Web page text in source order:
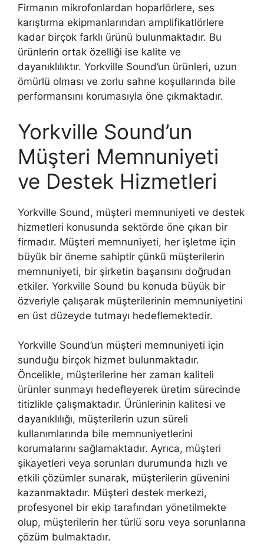
Firmanın mikrofonlardan hoparlörlere, ses
karıştırma ekipmanlarından amplifikatlörlere
kadar birçok farklı ürünü bulunmaktadır. Bu
ürünlerin ortak özelliği ise kalite ve
dayanıklılıktır. Yorkville Sound’un ürünleri, uzun
ömürlü olması ve zorlu sahne koşullarında bile
performansını korumasıyla öne çıkmaktadır.
Yorkville Sound’un
Müşteri Memnuniyeti
ve Destek Hizmetleri
Yorkville Sound, müşteri memnuniyeti ve destek
hizmetleri konusunda sektörde öne çıkan bir
firmadır. Müşteri memnuniyeti, her işletme için
büyük bir öneme sahiptir çünkü müşterilerin
memnuniyeti, bir şirketin başarısını doğrudan
etkiler. Yorkville Sound bu konuda büyük bir
özveriyle çalışarak müşterilerinin memnuniyetini
en üst düzeyde tutmayı hedeflemektedir.
Yorkville Sound’un müşteri memnuniyeti için
sunduğu birçok hizmet bulunmaktadır.
Öncelikle, müşterilerine her zaman kaliteli
ürünler sunmayı hedefleyerek üretim sürecinde
titizlikle çalışmaktadır. Ürünlerinin kalitesi ve
dayanıklılığı, müşterilerin uzun süreli
kullanımlarında bile memnuniyetlerini
korumalarını sağlamaktadır. Ayrıca, müşteri
şikayetleri veya sorunları durumunda hızlı ve
etkili çözümler sunarak, müşterilerin güvenini
kazanmaktadır. Müşteri destek merkezi,
profesyonel bir ekip tarafından yönetilmekte
olup, müşterilerin her türlü soru veya sorunlarına
çözüm bulmaktadır.